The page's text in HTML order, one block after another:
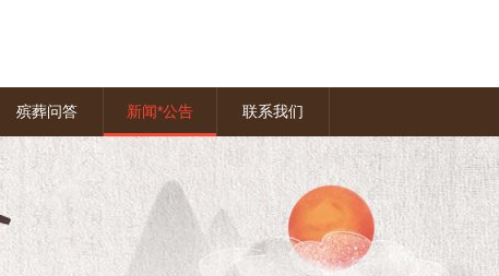
殡葬问答 新闻*公告 联系我们